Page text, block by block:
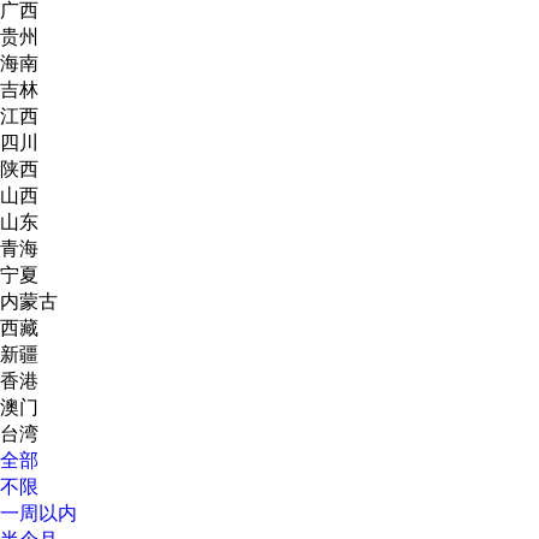
广西
贵州
海南
吉林
江西
四川
陕西
山西
山东
青海
宁夏
内蒙古
西藏
新疆
香港
澳门
台湾
全部
不限
一周以内